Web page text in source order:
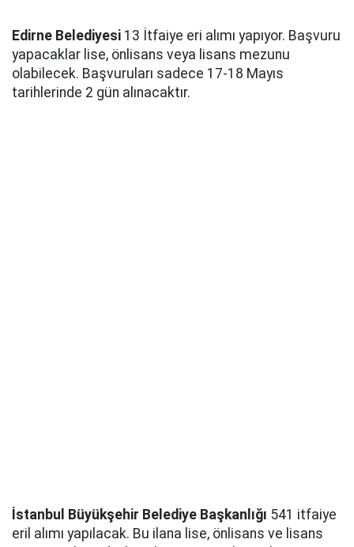
Edirne Belediyesi 13 İtfaiye eri alımı yapıyor. Başvuru
yapacaklar lise, önlisans veya lisans mezunu
olabilecek. Başvuruları sadece 17-18 Mayıs
tarihlerinde 2 gün alınacaktır.
İstanbul Büyükşehir Belediye Başkanlığı 541 itfaiye
eril alımı yapılacak. Bu ilana lise, önlisans ve lisans